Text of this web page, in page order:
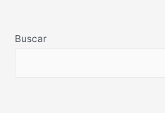
Buscar